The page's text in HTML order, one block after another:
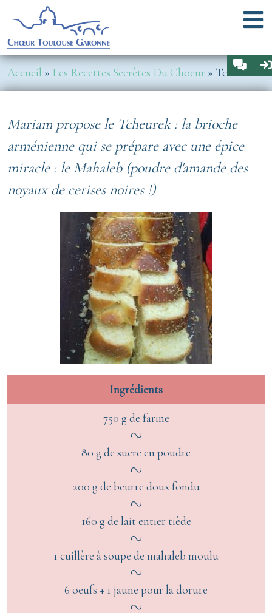
Aller au contenu principal
Fil d'Ariane
Accueil Les Recettes Secrètes Du Choeur Tcheurek
Mariam propose le Tcheurek : la brioche
arménienne qui se prépare avec une épice
miracle : le Mahaleb (poudre d'amande des
noyaux de cerises noires !)
Ingrédients
750 g de farine
80 g de sucre en poudre
200 g de beurre doux fondu
160 g de lait entier tiède
1 cuillère à soupe de mahaleb moulu
6 oeufs + 1 jaune pour la dorure